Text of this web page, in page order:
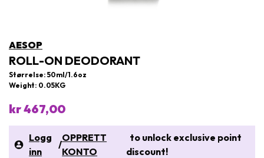
AESOP
ROLL-ON DEODORANT
Størrelse: 50ml/1.6oz
Weight: 0.05KG
kr 467,00
Logg
inn
/
OPPRETT
KONTO
to unlock exclusive point
discount!